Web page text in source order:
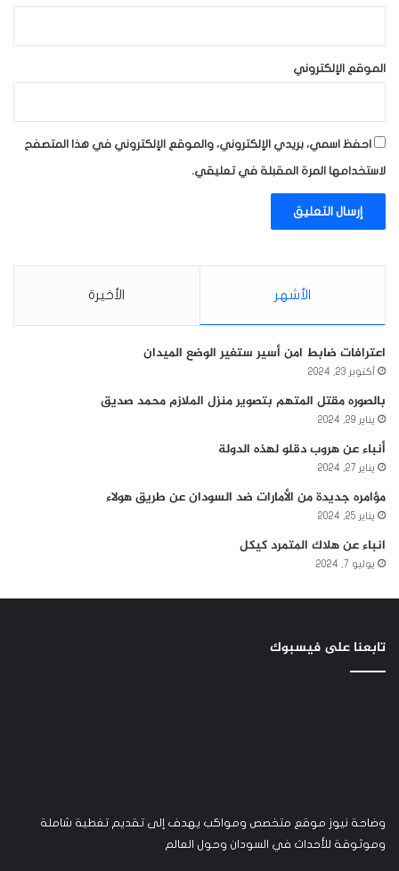
الموقع الإلكتروني
احفظ اسمي، بريدي الإلكتروني، والموقع الإلكتروني في هذا المتصفح
لاستخدامها المرة المقبلة في تعليقي.
الأشهر الأخيرة
اعترافات ضابط امن أسير ستغير الوضع الميدان
أكتوبر 23, 2024
بالصوره مقتل المتهم بتصوير منزل الملازم محمد صديق
يناير 29, 2024
أنباء عن هروب دقلو لهذه الدولة
يناير 27, 2024
مؤامره جديدة من الأمارات ضد السودان عن طريق هولاء
يناير 25, 2024
انباء عن هلاك المتمرد كيكل
يوليو 7, 2024
تابعنا على فيسبوك
وضاحة نيوز موقع متخصص ومواكب يهدف إلى تقديم تغطية شاملة
وموثوقة للأحداث في السودان وحول العالم